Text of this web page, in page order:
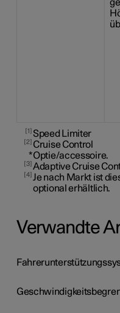
1 Speed Limiter
2 Cruise Control
*Optie/accessoire.
3 Adaptive Cruise
4 Je nach Markt ist
optional erhältlich.
Verwandte